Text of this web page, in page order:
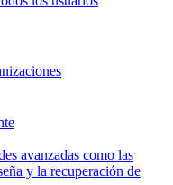
avanzadas como las
y la recuperación de